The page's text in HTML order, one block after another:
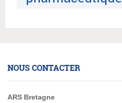
NOUS CONTACTER
ARS Bretagne